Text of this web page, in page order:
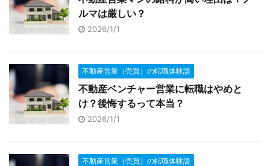
ルマは厳しい？
2026/1/1
不動産営業（売買）の転職体験談
不動産ベンチャー営業に転職はやめと
け？後悔するって本当？
2026/1/1
不動産営業（売買）の転職体験談